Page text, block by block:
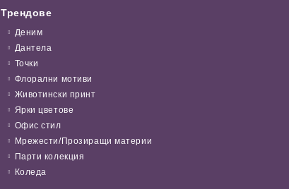
Трендове
Деним
Дантела
Точки
Флорални мотиви
Животински принт
Ярки цветове
Офис стил
Мрежести/Прозиращи материи
Парти колекция
Коледа